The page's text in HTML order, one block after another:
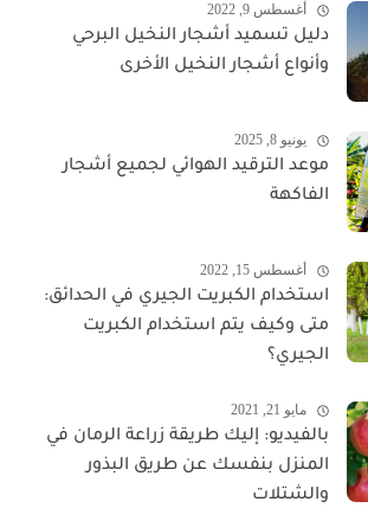
أغسطس 9, 2022
دليل تسميد أشجار النخيل البرحي
وأنواع أشجار النخيل الأخرى
يونيو 8, 2025
موعد الترقيد الهوائي لجميع أشجار
الفاكهة
أغسطس 15, 2022
استخدام الكبريت الجيري في الحدائق:
متى وكيف يتم استخدام الكبريت
الجيري؟
مايو 21, 2021
بالفيديو: إليك طريقة زراعة الرمان في
المنزل بنفسك عن طريق البذور
والشتلات